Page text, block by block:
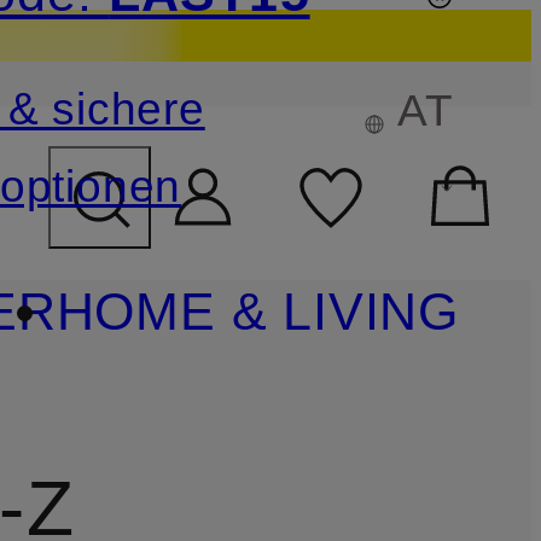
ÜBERSPRINGEN
sichere
AT
HOME & LIVING
Z